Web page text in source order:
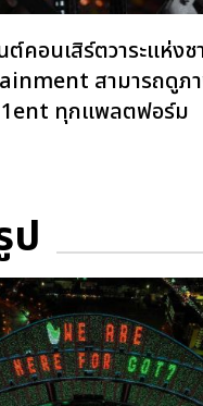
ต์คอนเสิร์ตวาระแห่ง
สามารถดูภา
ทุกแพลตฟอร์ม
ป